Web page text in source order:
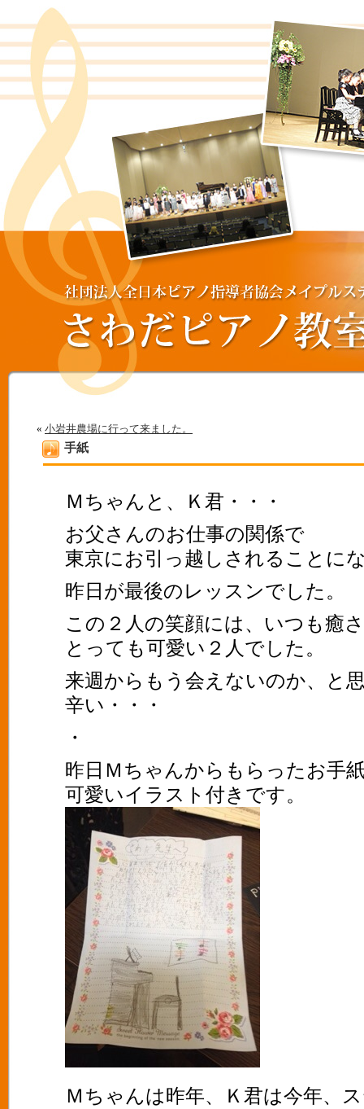
« 小岩井農場に行って来ました。
手紙
Ｍちゃんと、Ｋ君・・・
お父さんのお仕事の関係で
東京にお引っ越しされることに
昨日が最後のレッスンでした。
この２人の笑顔には、いつも癒
とっても可愛い２人でした。
来週からもう会えないのか、と
辛い・・・
・
昨日Ｍちゃんからもらったお手
可愛いイラスト付きです。
Ｍちゃんは昨年、Ｋ君は今年、